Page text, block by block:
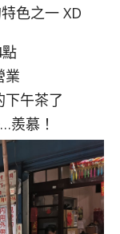
色之一 XD
業
下午茶了
羨慕！